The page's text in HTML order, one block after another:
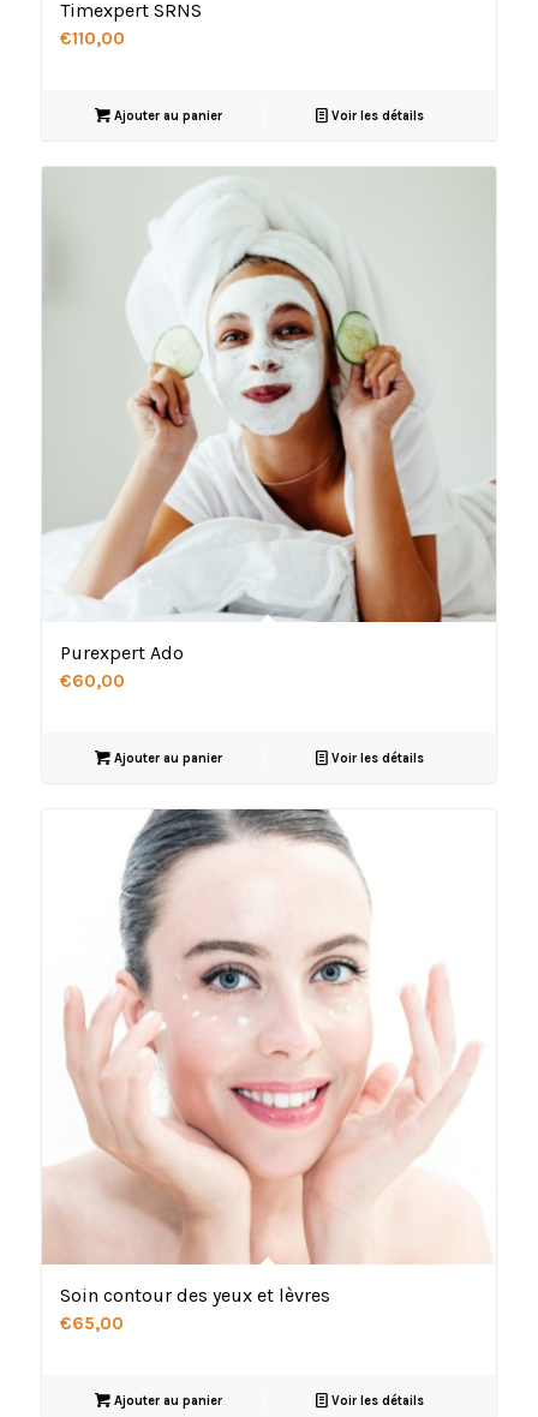
Timexpert SRNS
€110,00
Ajouter au panier Voir les détails
Purexpert Ado
€60,00
Ajouter au panier Voir les détails
Soin contour des yeux et lèvres
€65,00
Ajouter au panier Voir les détails